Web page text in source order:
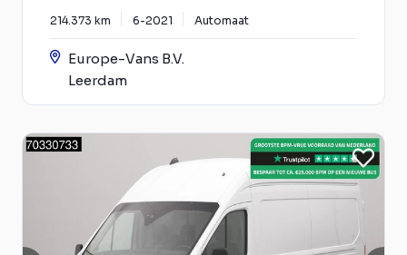
214.373 km 6-2021 Automaat
Europe-Vans B.V.
Leerdam